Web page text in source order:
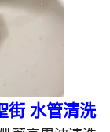
街 水管清洗